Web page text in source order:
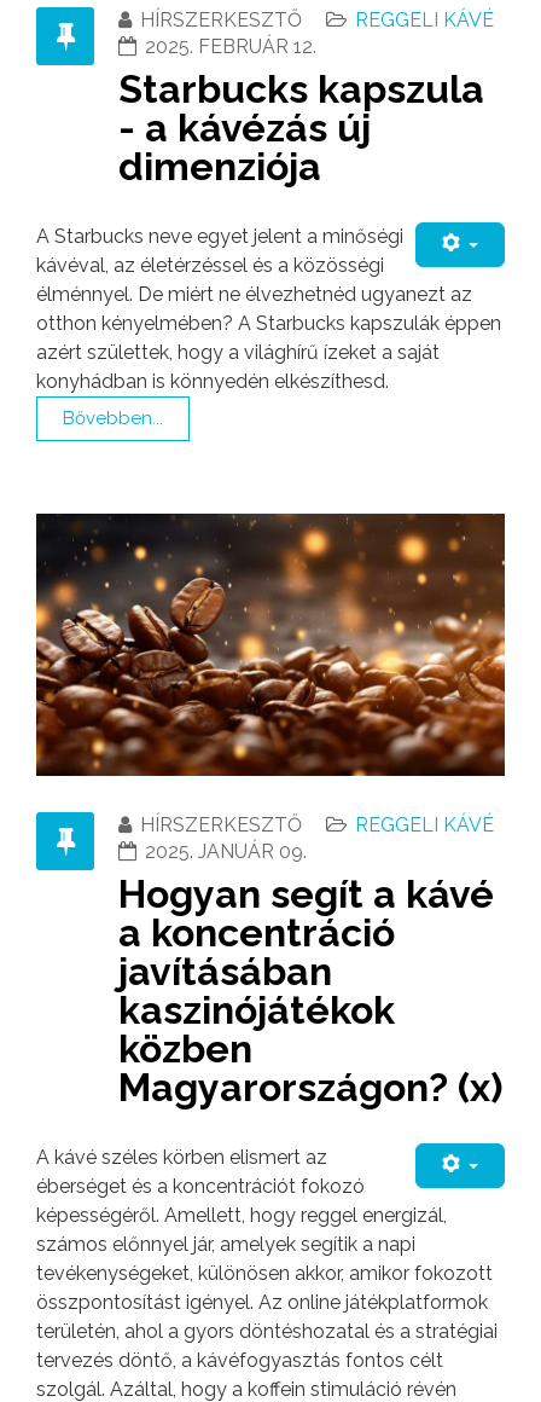
HÍRSZERKESZTŐ
REGGELI KÁVÉ
2025. FEBRUÁR 12.
Starbucks kapszula
- a kávézás új
dimenziója
A Starbucks neve egyet jelent a minőségi
kávéval, az életérzéssel és a közösségi
élménnyel. De miért ne élvezhetnéd ugyanezt az
otthon kényelmében? A Starbucks kapszulák éppen
azért születtek, hogy a világhírű ízeket a saját
konyhádban is könnyedén elkészíthesd.
Bővebben...
HÍRSZERKESZTŐ
REGGELI KÁVÉ
2025. JANUÁR 09.
Hogyan segít a kávé
a koncentráció
javításában
kaszinójátékok
közben
Magyarországon? (x)
A kávé széles körben elismert az
éberséget és a koncentrációt foko͏zó
képességéről. Amellett, hogy reggel energizál,
szám͏os előnnyel jár, amelyek segítik a n͏api
tevéken͏ységeket, különösen akkor, amikor fokoz͏ott
összponto͏sí͏tást igényel. Az ͏o͏nline játékplatformok
͏terüle͏tén, aho͏l a gyors döntés͏hozatal és a stratégiai
tervezés döntő͏, ͏a ká͏véfogyasztás fontos cé͏lt
szolgál. Azáltal, hogy a koffein s͏timuláció͏ révén